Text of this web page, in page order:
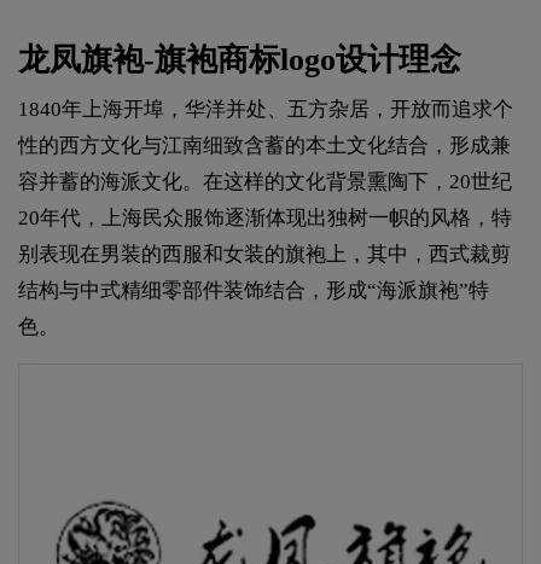
龙凤旗袍-旗袍商标logo设计理念
1840年上海开埠，华洋并处、五方杂居，开放而追求个
性的西方文化与江南细致含蓄的本土文化结合，形成兼
容并蓄的海派文化。在这样的文化背景熏陶下，20世纪
20年代，上海民众服饰逐渐体现出独树一帜的风格，特
别表现在男装的西服和女装的旗袍上，其中，西式裁剪
结构与中式精细零部件装饰结合，形成“海派旗袍”特
色。